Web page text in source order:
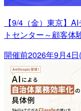
【9/4（金）東京】
トセンター～顧客体
開催前2026年9月4日